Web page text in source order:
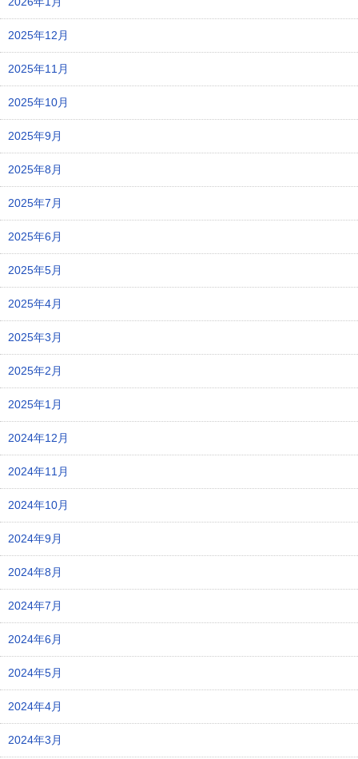
2025年12月
2025年11月
2025年10月
2025年9月
2025年8月
2025年7月
2025年6月
2025年5月
2025年4月
2025年3月
2025年2月
2025年1月
2024年12月
2024年11月
2024年10月
2024年9月
2024年8月
2024年7月
2024年6月
2024年5月
2024年4月
2024年3月